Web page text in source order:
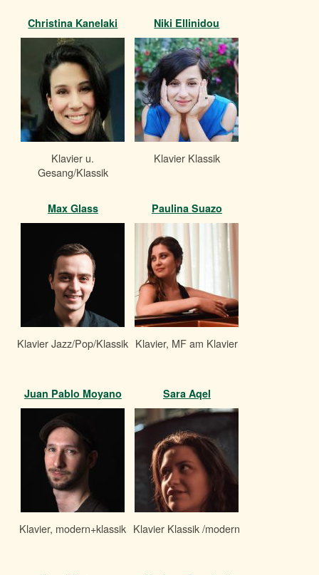
Christina Kanelaki
Klavier u.
Gesang/Klassik
Niki Ellinidou
Klavier Klassik
Max Glass
Klavier Jazz/Pop/Klassik
Paulina Suazo
Klavier, MF am Klavier
Juan Pablo Moyano
Klavier, modern+klassik
Sara Aqel
Klavier Klassik /modern